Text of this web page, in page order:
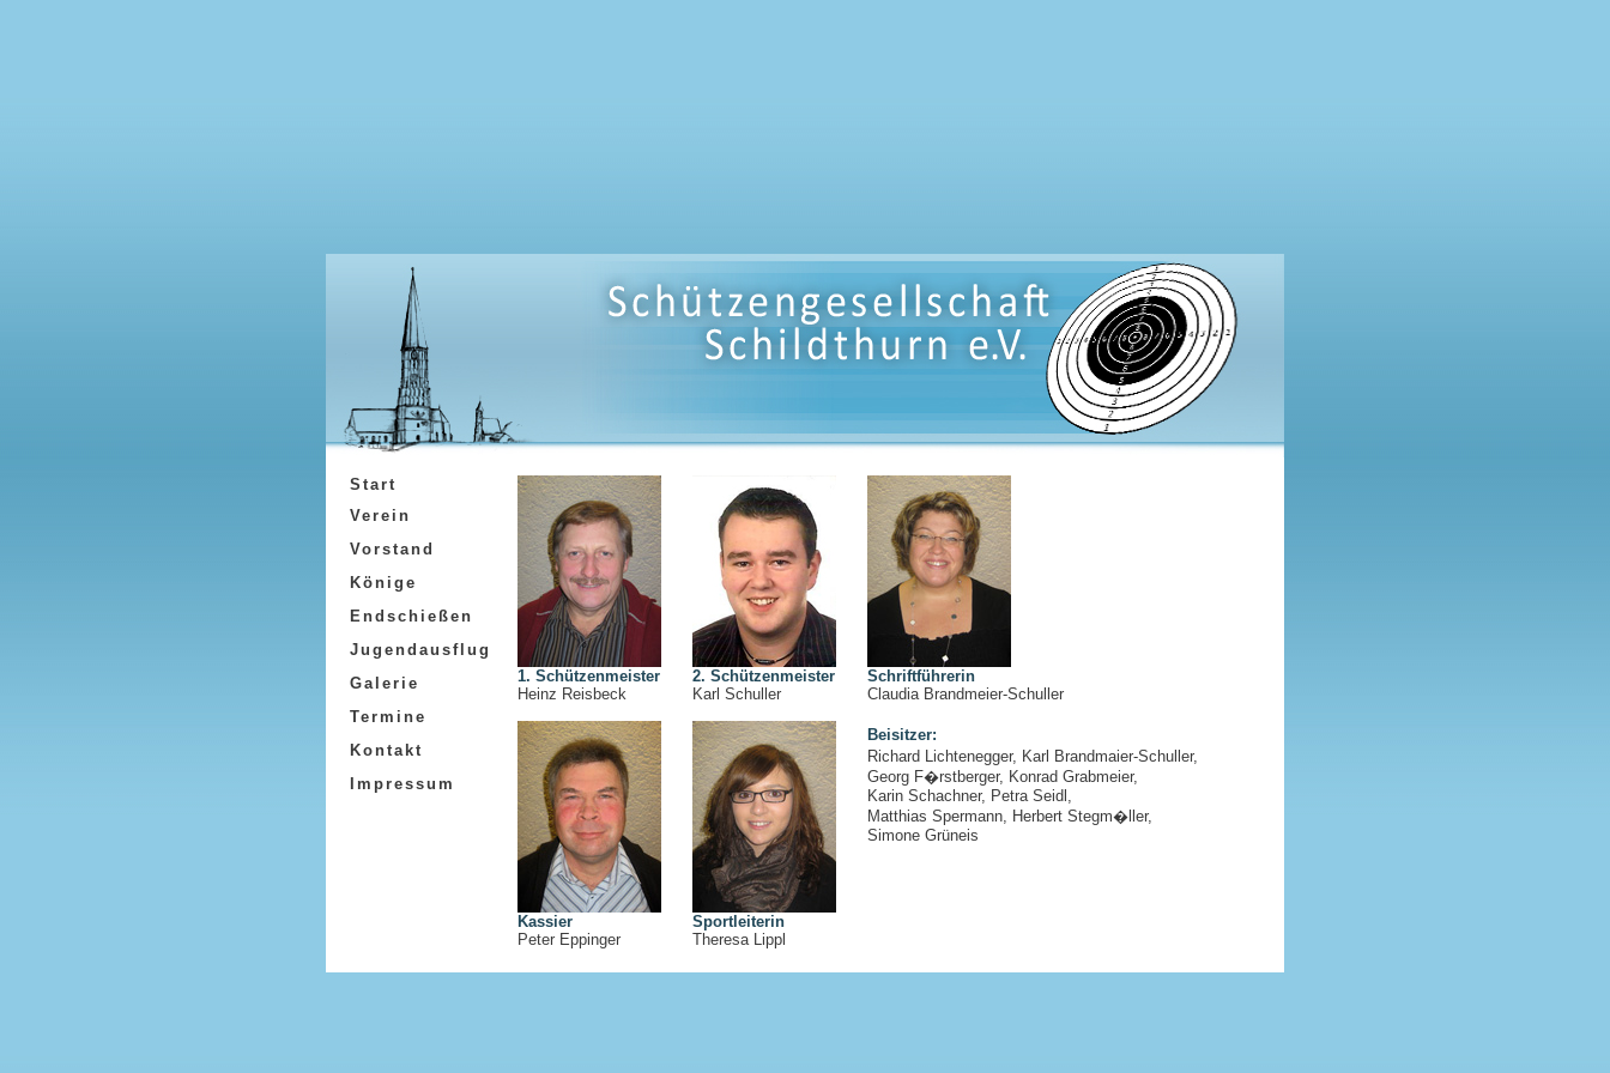
Start
Verein
Vorstand
Könige
Endschießen
Jugendausflug
Galerie
Termine
Kontakt
Impressum
1. Schützenmeister
Heinz Reisbeck
2. Schützenmeister
Karl Schuller
Schriftführerin
Claudia Brandmeier-Schuller
Beisitzer:
Richard Lichtenegger, Karl Brandmaier-Schuller,
Georg F�rstberger, Konrad Grabmeier,
Karin Schachner, Petra Seidl,
Matthias Spermann, Herbert Stegm�ller,
Simone Grüneis
Kassier
Peter Eppinger
Sportleiterin
Theresa Lippl